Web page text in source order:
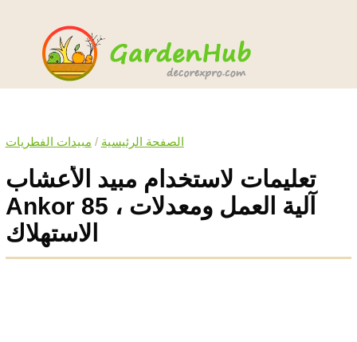
الصفحة الرئيسية / مبيدات الفطريات
تعليمات لاستخدام مبيد الأعشاب
Ankor 85 ، آلية العمل ومعدلات
الاستهلاك